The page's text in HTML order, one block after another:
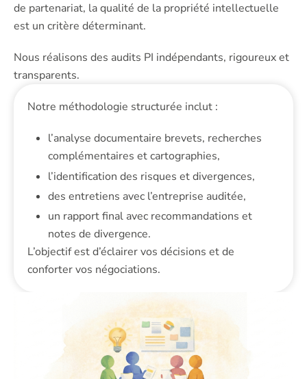
de partenariat, la qualité de la propriété intellectuelle
est un critère déterminant.
Nous réalisons des audits PI indépendants, rigoureux et
transparents.
Notre méthodologie structurée inclut :
l’analyse documentaire brevets, recherches
complémentaires et cartographies,
l’identification des risques et divergences,
des entretiens avec l’entreprise auditée,
un rapport final avec recommandations et
notes de divergence.
L’objectif est d’éclairer vos décisions et de
conforter vos négociations.